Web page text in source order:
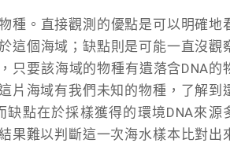
種。直接觀測的優點是可以明確地
這個海域；缺點則是可能一直沒觀
只要該海域的物種有遺落含DNA的
片海域有我們未知的物種，了解到
點在於採樣獲得的環境DNA來源
果難以判斷這一次海水樣本比對出